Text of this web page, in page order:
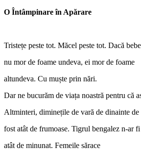
O Întâmpinare în Apărare
Tristețe peste tot. Măcel peste tot. Dacă
nu mor de foame undeva, ei mor de foame
altundeva. Cu muște prin nări.
Dar ne bucurăm de viața noastră pentru că
Altminteri, diminețile de vară de dinainte
fost atât de frumoase. Tigrul bengalez n-ar
atât de minunat. Femeile sărace